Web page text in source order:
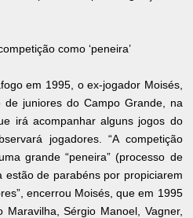
como ‘peneira’
em 1995, o ex-jogador Moisés,
juniores do Campo Grande, na
irá acompanhar alguns jogos do
jogadores. “A competição
grande “peneira” (processo de
estão de parabéns por propiciarem
encerrou Moisés, que em 1995
Sérgio Manoel, Vagner,